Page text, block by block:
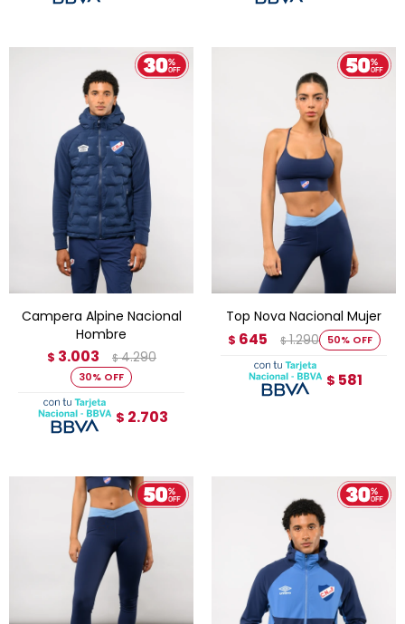
Campera Alpine Nacional
Hombre
$ 3.003 $ 4.290
30
$ 2.703
Top Nova Nacional Mujer
$ 645 $ 1.290 50
$ 581